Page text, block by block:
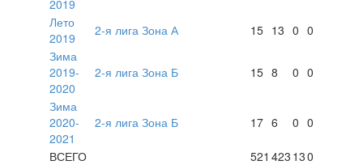
2019
Лето
2019
2-я лига Зона А 15 13 0 0
Зима
2019-
2020
2-я лига Зона Б 15 8 0 0
Зима
2020-
2021
2-я лига Зона Б 17 6 0 0
ВСЕГО 521 423 130